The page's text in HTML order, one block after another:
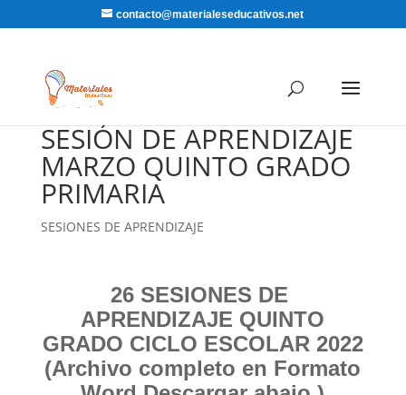
contacto@materialeseducativos.net
SESIÓN DE APRENDIZAJE
MARZO QUINTO GRADO
PRIMARIA
SESIONES DE APRENDIZAJE
26 SESIONES DE
APRENDIZAJE QUINTO
GRADO CICLO ESCOLAR 2022
(Archivo completo en Formato